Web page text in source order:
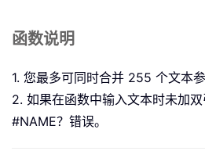
函数说明
1. 您最多可同时合并 255 个文本参
2. 如果在函数中输入文本时未加
#NAME？错误。